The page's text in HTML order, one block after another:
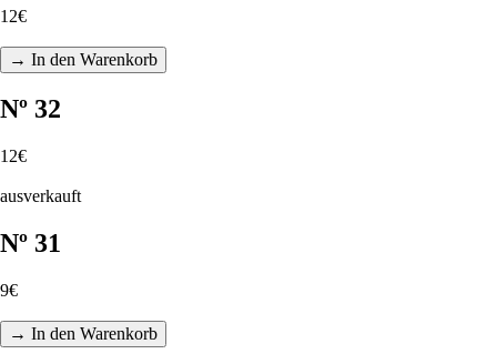
12€
→ In den Warenkorb
Nº 32
12€
ausverkauft
Nº 31
9€
→ In den Warenkorb